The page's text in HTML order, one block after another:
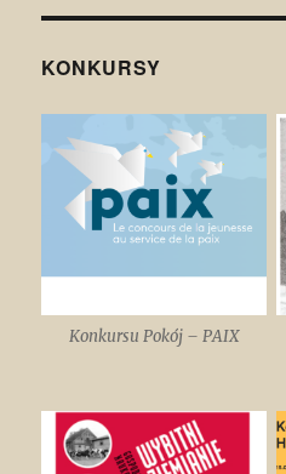
KONKURSY
Konkursu Pokój – PAIX